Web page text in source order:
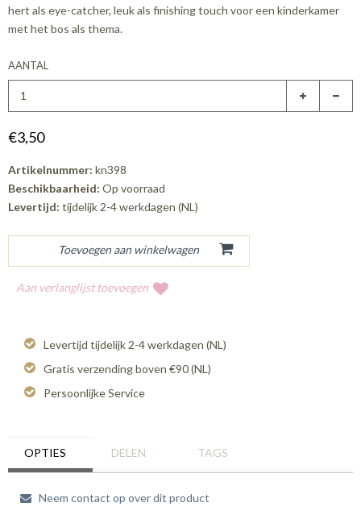
hert als eye-catcher, leuk als finishing touch voor een kinderkamer
met het bos als thema.
AANTAL
€3,50
Artikelnummer: kn398
Beschikbaarheid: Op voorraad
Levertijd: tijdelijk 2-4 werkdagen (NL)
Aan verlanglijst toevoegen
Levertijd tijdelijk 2-4 werkdagen (NL)
Gratis verzending boven €90 (NL)
Persoonlijke Service
OPTIES DELEN TAGS
Neem contact op over dit product